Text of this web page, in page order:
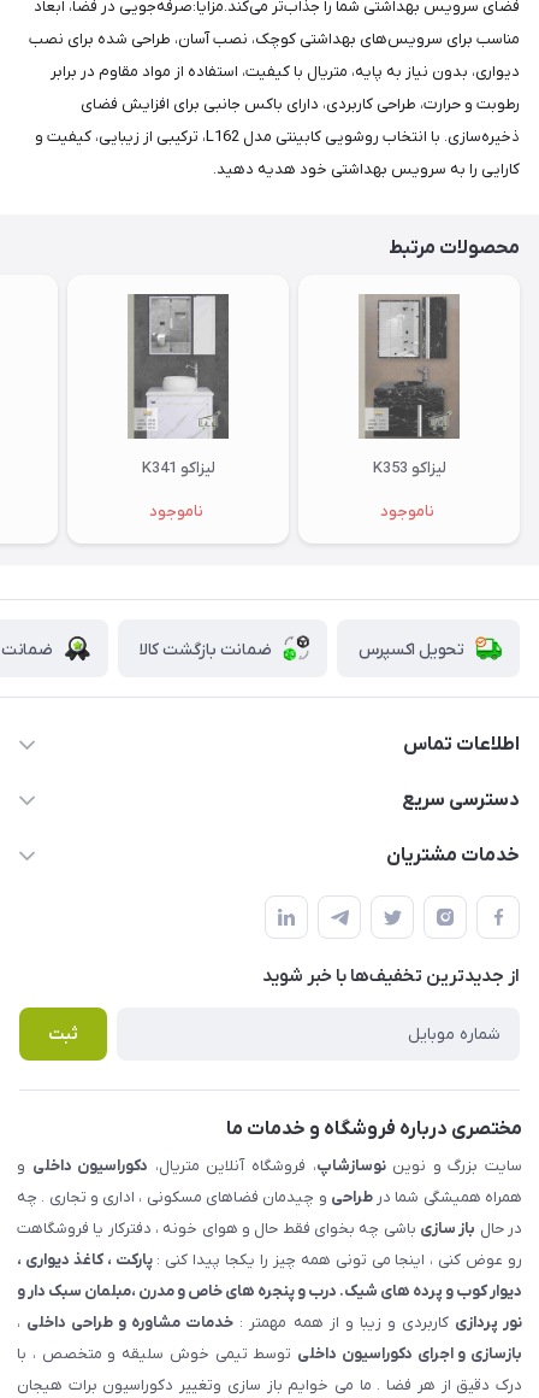
فضای سرویس بهداشتی شما را جذاب‌تر می‌کند.مزایا:صرفه‌جویی در فضا، ابعاد
مناسب برای سرویس‌های بهداشتی کوچک، نصب آسان، طراحی شده برای نصب
دیواری، بدون نیاز به پایه، متریال با کیفیت، استفاده از مواد مقاوم در برابر
رطوبت و حرارت، طراحی کاربردی، دارای باکس جانبی برای افزایش فضای
ذخیره‌سازی. با انتخاب روشویی کابینتی مدل L162، ترکیبی از زیبایی، کیفیت و
کارایی را به سرویس بهداشتی خود هدیه دهید.
محصولات مرتبط
لیزاکو K353
ناموجود
لیزاکو K341
ناموجود
تحویل اکسپرس ضمانت بازگشت کالا ضمانت
اطلاعات تماس
09123855612
املاک مدنی - نوساز شاپ
دسترسی سریع
حساب کاربری
لیست محصولات
درباره ما
خدمات مشتریان
قوانین و مقررات
حریم خصوصی
راهنما
پرسش های متداول
از جدید‌ترین تخفیف‌ها با‌ خبر شوید
ثبت
مختصری درباره فروشگاه و خدمات ما
سایت بزرگ و نویننوسازشاپ، فروشگاه آنلاین متریال، دکوراسیون داخلی و
همراه همیشگی شما درطراحی و چیدمان فضاهای مسکونی ، اداری و تجاری . چه
در حال باز سازی باشی چه بخوای فقط حال و هوای خونه ، دفترکار یا فروشگاهت
رو عوض کنی ، اینجا می تونی همه چیز را یکجا پیدا کنی :پارکت ، کاغذ دیواری ،
دیوار کوب و پرده های شیک. درب و پنجره های خاص و مدرن ،مبلمان سبک دار و
نور پردازی کاربردی و زیبا و از همه مهمتر : خدمات مشاوره و طراحی داخلی ،
بازسازی و اجرای دکوراسیون داخلی توسط تیمی خوش سلیقه و متخصص ، با
درک دقیق از هر فضا . ما می خوایم باز سازی وتغییر دکوراسیون برات هیجان